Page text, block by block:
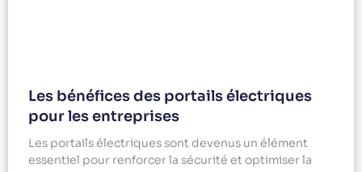
Les bénéfices des portails électriques
pour les entreprises
Les portails électriques sont devenus un élément
essentiel pour renforcer la sécurité et optimiser la